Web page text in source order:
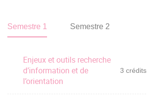
Semestre 1 Semestre 2
Enjeux et outils recherche
d’information et de
l’orientation
3 crédits